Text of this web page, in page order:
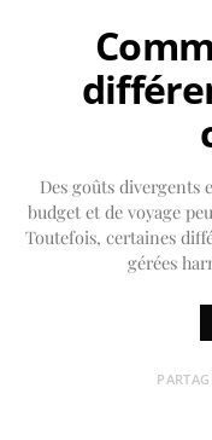
Des goûts divergents
budget et de voyage
Toutefois, certaines
gérées